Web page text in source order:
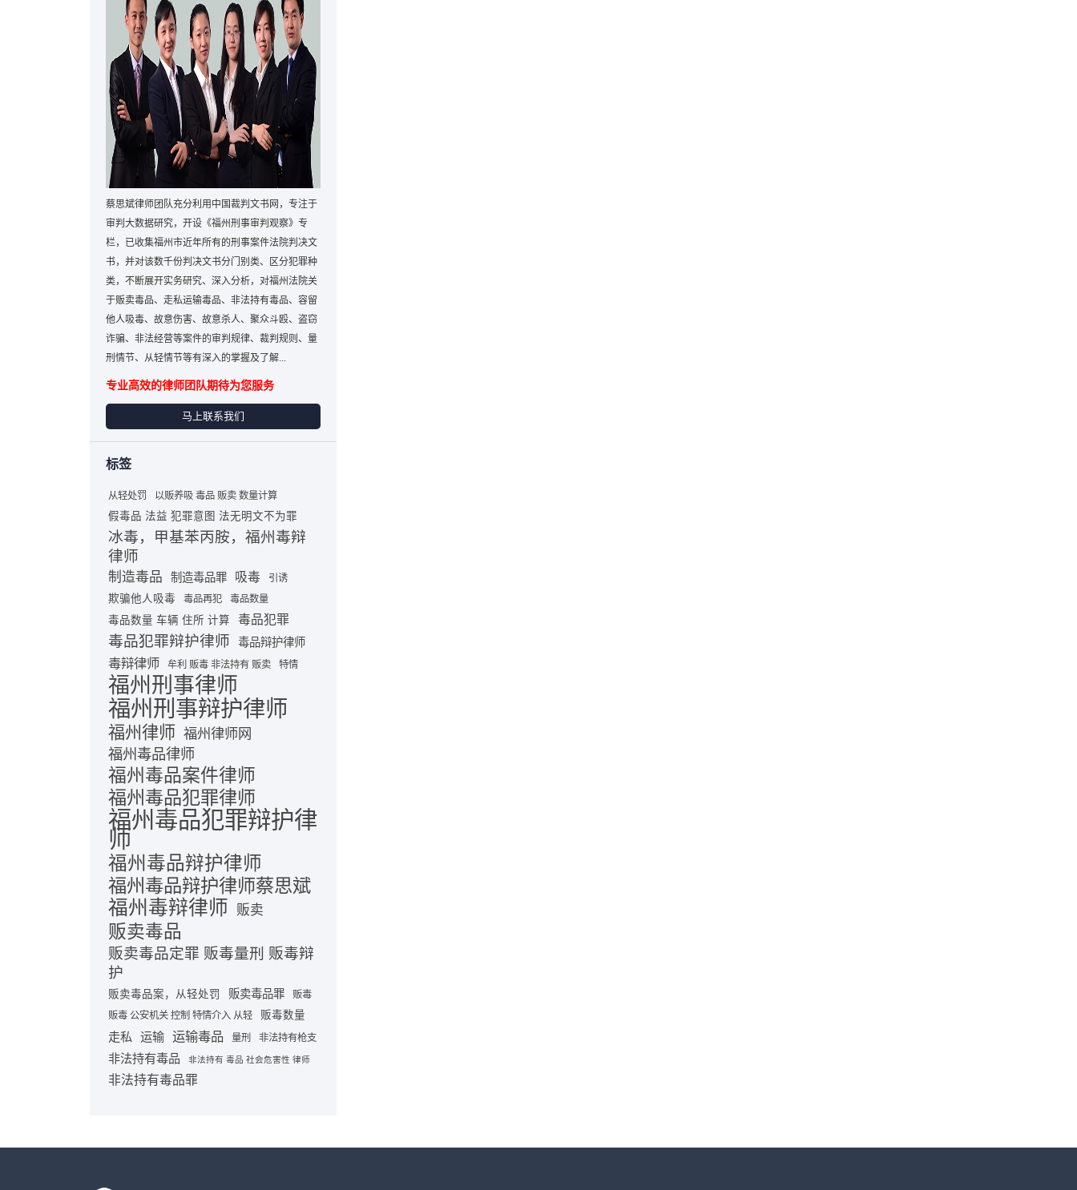
蔡思斌律师团队充分利用中国裁判文书网，专注于
审判大数据研究，开设《福州刑事审判观察》专
栏，已收集福州市近年所有的刑事案件法院判决文
书，并对该数千份判决文书分门别类、区分犯罪种
类，不断展开实务研究、深入分析，对福州法院关
于贩卖毒品、走私运输毒品、非法持有毒品、容留
他人吸毒、故意伤害、故意杀人、聚众斗殴、盗窃
诈骗、非法经营等案件的审判规律、裁判规则、量
刑情节、从轻情节等有深入的掌握及了解...
专业高效的律师团队期待为您服务
马上联系我们
标签
从轻处罚 以贩养吸 毒品 贩卖 数量计算
假毒品 法益 犯罪意图 法无明文不为罪
冰毒，甲基苯丙胺，福州毒辩
律师
制造毒品 制造毒品罪 吸毒 引诱
欺骗他人吸毒 毒品再犯 毒品数量
毒品数量 车辆 住所 计算 毒品犯罪
毒品犯罪辩护律师 毒品辩护律师
毒辩律师 牟利 贩毒 非法持有 贩卖 特情
福州刑事律师
福州刑事辩护律师
福州律师 福州律师网
福州毒品律师
福州毒品案件律师
福州毒品犯罪律师
福州毒品犯罪辩护律
师
福州毒品辩护律师
福州毒品辩护律师蔡思斌
福州毒辩律师 贩卖
贩卖毒品
贩卖毒品定罪 贩毒量刑 贩毒辩
护
贩卖毒品案，从轻处罚 贩卖毒品罪
贩毒
贩毒 公安机关 控制 特情介入 从轻
贩毒数量
走私 运输 运输毒品 量刑 非法持有枪支
非法持有毒品 非法持有 毒品 社会危害性 律师
非法持有毒品罪